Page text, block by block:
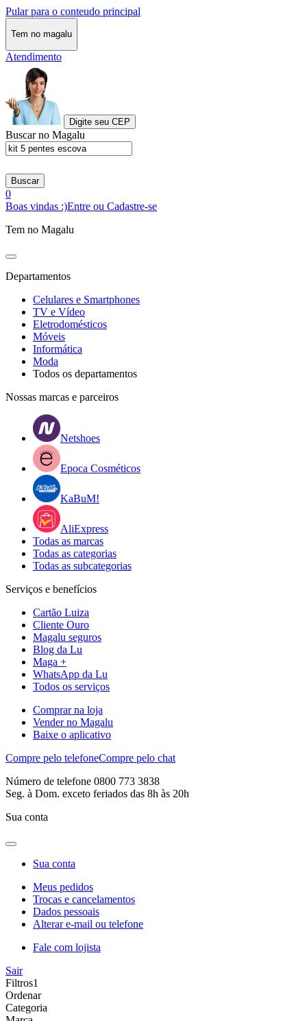
Pular para o conteudo principal
Tem no magalu
Atendimento
Digite seu CEP
Buscar no Magalu
Buscar
0
Boas vindas :)Entre ou Cadastre-se
Tem no Magalu
Departamentos
Celulares e Smartphones
TV e Vídeo
Eletrodomésticos
Móveis
Informática
Moda
Todos os departamentos
Nossas marcas e parceiros
Netshoes
Epoca Cosméticos
KaBuM!
AliExpress
Todas as marcas
Todas as categorias
Todas as subcategorias
Serviços e benefícios
Cartão Luiza
Cliente Ouro
Magalu seguros
Blog da Lu
Maga +
WhatsApp da Lu
Todos os serviços
Comprar na loja
Vender no Magalu
Baixe o aplicativo
Compre pelo telefoneCompre pelo chat
Número de telefone 0800 773 3838
Seg. à Dom. exceto feriados das 8h às 20h
Sua conta
Sua conta
Meus pedidos
Trocas e cancelamentos
Dados pessoais
Alterar e-mail ou telefone
Fale com lojista
Sair
Filtros1
Ordenar
Categoria